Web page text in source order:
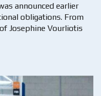
announced earlier
obligations. From
Josephine Vourliotis